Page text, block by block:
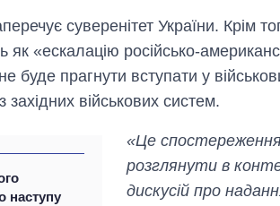
суверенітет України. Крім
«ескалацію російсько-
буде прагнути вступати у
західних військових систем.
наступу
«Це
розглянути в
дискусій про